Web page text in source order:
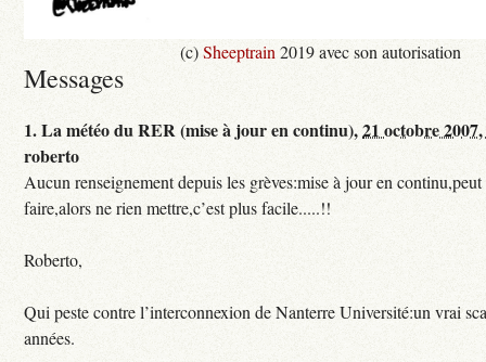
(c)Sheeptrain 2019 avec son autorisation
Messages
1.La météo du RER (mise à jour en continu),21 octobre
roberto
Aucun renseignement depuis les grèves:mise à jour en
faire,alors ne rien mettre,c’est plus facile.....!!
Roberto,
Qui peste contre l’interconnexion de Nanterre Université:un vrai
années.